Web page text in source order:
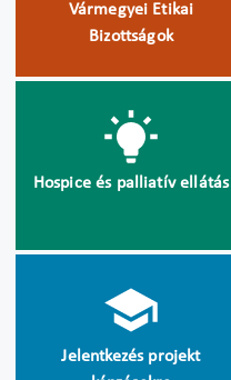
Vármegyei Etikai
Bizottságok
Hospice és palliatív ellátás
Jelentkezés projekt